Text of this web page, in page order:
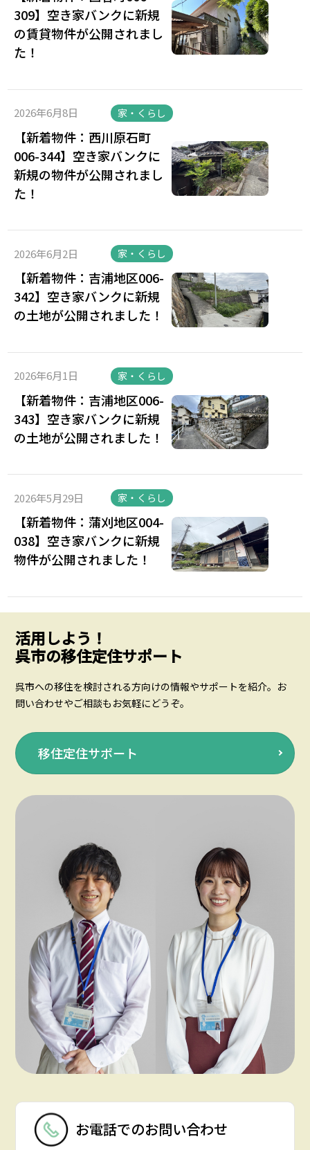
309】空き家バンクに新規
の賃貸物件が公開されまし
た！
2026年6月8日 家・くらし
【新着物件：西川原石町
006-344】空き家バンクに
新規の物件が公開されまし
た！
2026年6月2日 家・くらし
【新着物件：吉浦地区006-
342】空き家バンクに新規
の土地が公開されました！
2026年6月1日 家・くらし
【新着物件：吉浦地区006-
343】空き家バンクに新規
の土地が公開されました！
2026年5月29日 家・くらし
【新着物件：蒲刈地区004-
038】空き家バンクに新規
物件が公開されました！
活用しよう！
呉市の移住定住サポート
呉市への移住を検討される方向けの情報やサポートを紹介。お
問い合わせやご相談もお気軽にどうぞ。
移住定住サポート
お電話でのお問い合わせ